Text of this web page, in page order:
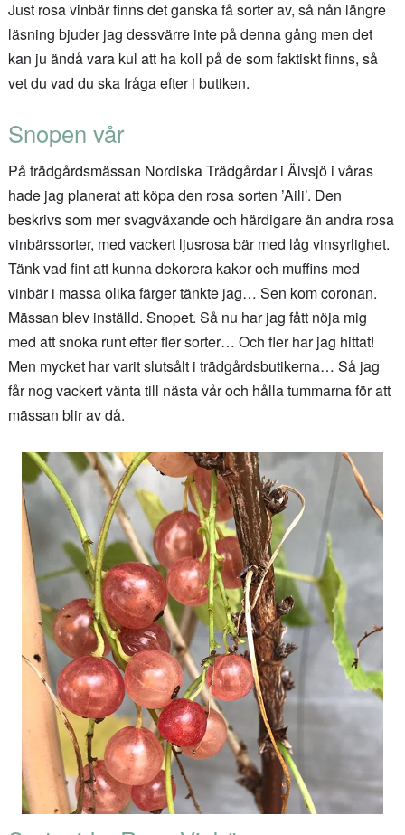
Just rosa vinbär finns det ganska få sorter av, så nån längre
läsning bjuder jag dessvärre inte på denna gång men det
kan ju ändå vara kul att ha koll på de som faktiskt finns, så
vet du vad du ska fråga efter i butiken.
Snopen vår
På trädgårdsmässan Nordiska Trädgårdar i Älvsjö i våras
hade jag planerat att köpa den rosa sorten ’Aili’. Den
beskrivs som mer svagväxande och härdigare än andra rosa
vinbärssorter, med vackert ljusrosa bär med låg vinsyrlighet.
Tänk vad fint att kunna dekorera kakor och muffins med
vinbär i massa olika färger tänkte jag… Sen kom coronan.
Mässan blev inställd. Snopet. Så nu har jag fått nöja mig
med att snoka runt efter fler sorter… Och fler har jag hittat!
Men mycket har varit slutsålt i trädgårdsbutikerna… Så jag
får nog vackert vänta till nästa vår och hålla tummarna för att
mässan blir av då.